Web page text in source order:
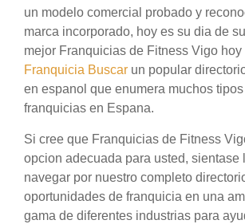
un modelo comercial probado y
marca incorporado, hoy es su dia de
mejor Franquicias de Fitness Vigo hoy
Franquicia Buscar un popular
en espanol que enumera muchos
franquicias en Espana.
Si cree que Franquicias de Fitness
opcion adecuada para usted, sientase
navegar por nuestro completo
oportunidades de franquicia en una
gama de diferentes industrias para